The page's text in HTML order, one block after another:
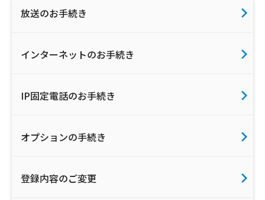
放送のお手続き
インターネットのお手続き
IP固定電話のお手続き
オプションの手続き
登録内容のご変更